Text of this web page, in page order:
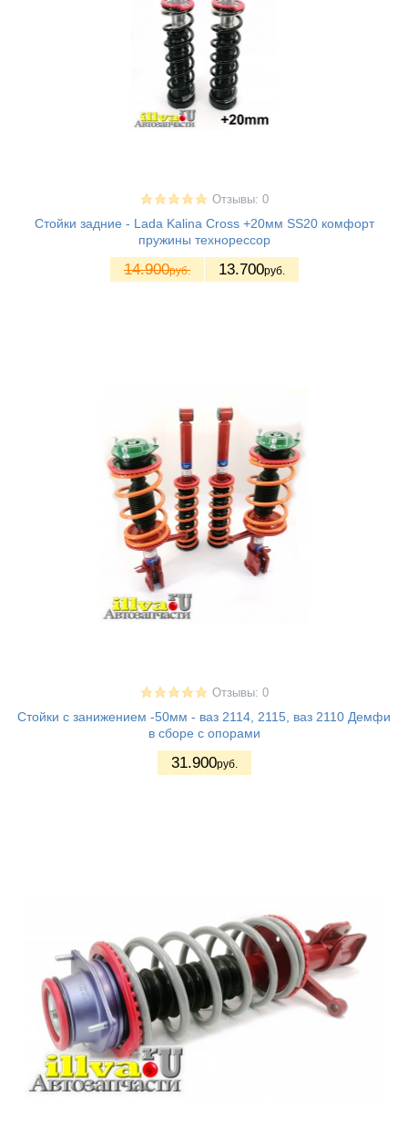
Отзывы: 0
Стойки задние - Lada Kalina Cross +20мм SS20 комфорт
пружины технорессор
14.900руб. 13.700руб.
Отзывы: 0
Стойки с занижением -50мм - ваз 2114, 2115, ваз 2110 Демфи
в сборе с опорами
31.900руб.